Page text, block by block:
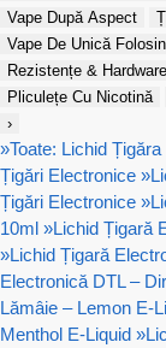
Vape După Aspect
Vape De Unică
Rezistențe & Hardware
Pliculețe Cu Nicotină
›
»Toate: Lichid
Țigări Electronice »
Țigări Electronice »
10ml »Lichid Țigară
»Lichid Țigară
Electronică DTL –
Lămâie – Lemon E-
Menthol E-Liquid »